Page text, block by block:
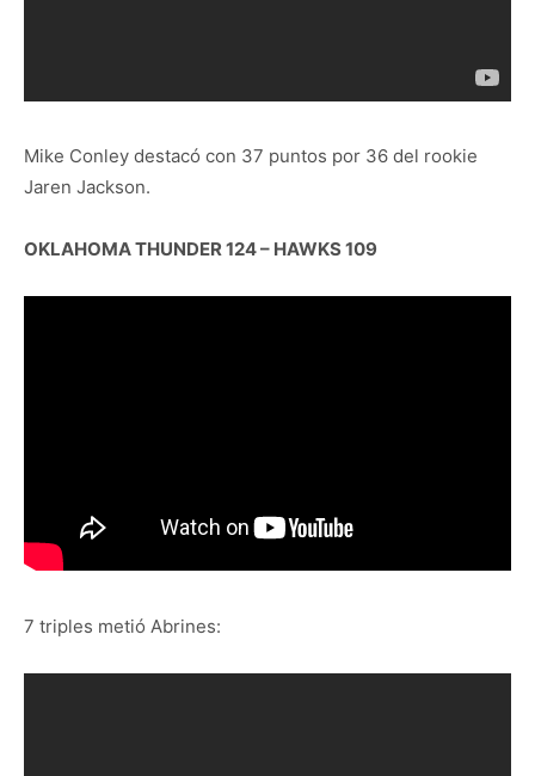
Mike Conley destacó con 37 puntos por 36 del rookie
Jaren Jackson.
OKLAHOMA THUNDER 124 – HAWKS 109
7 triples metió Abrines: